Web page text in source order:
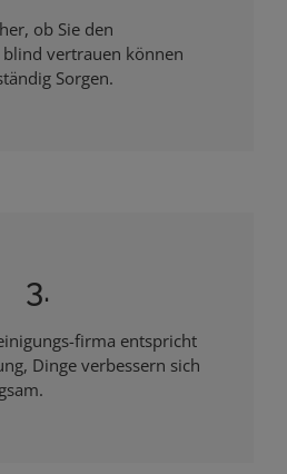
ob Sie den
vertrauen können
Sorgen.
3.
firma entspricht
Dinge verbessern sich